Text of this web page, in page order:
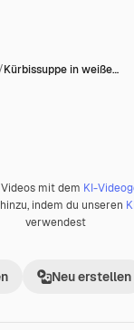
/Kürbissuppe in weiße…
mit dem KI-
indem du unseren
verwendest
Neu erstellen